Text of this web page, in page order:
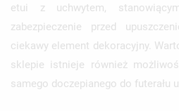
etui z uchwytem,
zabezpieczenie przed
ciekawy element dekoracyjny.
sklepie istnieje również
samego doczepianego do futerału